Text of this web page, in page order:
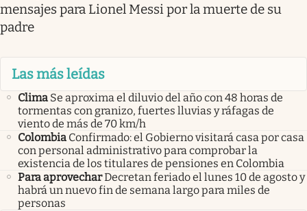
mensajes para Lionel Messi por la muerte de su
padre
Las más leídas
Clima Se aproxima el diluvio del año con 48 horas de
tormentas con granizo, fuertes lluvias y ráfagas de
viento de más de 70 km/h
Colombia Confirmado: el Gobierno visitará casa por casa
con personal administrativo para comprobar la
existencia de los titulares de pensiones en Colombia
Para aprovecharDecretan feriado el lunes 10 de agosto y
habrá un nuevo fin de semana largo para miles de
personas